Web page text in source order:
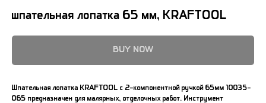
шпательная лопатка 65 мм, KRAFTOOL
BUY NOW
Шпательная лопатка KRAFTOOL с 2-компонентной ручкой 65мм 10035-
065 предназначен для малярных, отделочных работ. Инструмент